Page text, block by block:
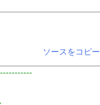
ソースをコピー